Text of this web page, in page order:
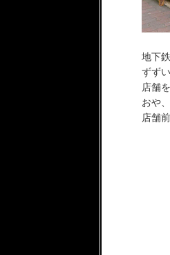
地下
ずず
店舗
おや
店舗